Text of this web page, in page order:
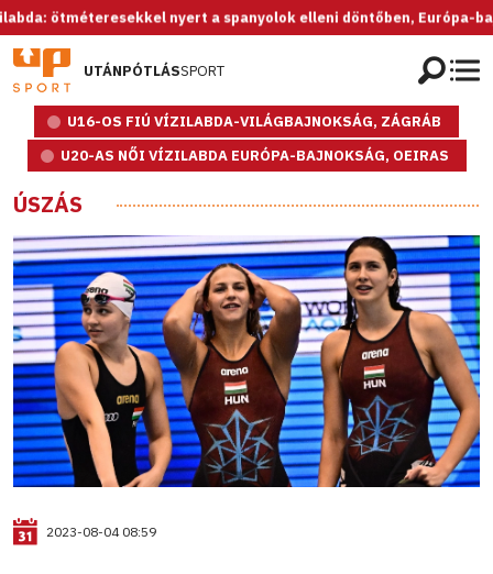
nyert a spanyolok elleni döntőben, Európa-bajnok az
UTÁNPÓTLÁSSPORT
U16-OS FIÚ VÍZILABDA-VILÁGBAJNOKSÁG, ZÁGRÁB
U20-AS NŐI VÍZILABDA EURÓPA-BAJNOKSÁG, OEIRAS
ÚSZÁS
2023-08-04 08:59